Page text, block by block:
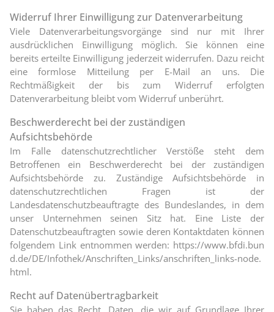
Widerruf Ihrer Einwilligung zur Datenverarbeitung
Viele Datenverarbeitungsvorgänge sind nur mit Ihrer
ausdrücklichen Einwilligung möglich. Sie können eine
bereits erteilte Einwilligung jederzeit widerrufen. Dazu reicht
eine formlose Mitteilung per E-Mail an uns. Die
Rechtmäßigkeit der bis zum Widerruf erfolgten
Datenverarbeitung bleibt vom Widerruf unberührt.
Beschwerderecht bei der zuständigen
Aufsichtsbehörde
Im Falle datenschutzrechtlicher Verstöße steht dem
Betroffenen ein Beschwerderecht bei der zuständigen
Aufsichtsbehörde zu. Zuständige Aufsichtsbehörde in
datenschutzrechtlichen Fragen ist der
Landesdatenschutzbeauftragte des Bundeslandes, in dem
unser Unternehmen seinen Sitz hat. Eine Liste der
Datenschutzbeauftragten sowie deren Kontaktdaten können
folgendem Link entnommen werden: https://www.bfdi.bun
d.de/DE/Infothek/Anschriften_Links/anschriften_links-node.
html.
Recht auf Datenübertragbarkeit
Sie haben das Recht, Daten, die wir auf Grundlage Ihrer